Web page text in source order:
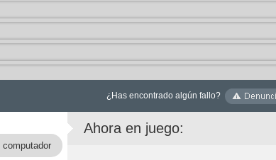
¿Has encontrado algún fallo?
Ahora en juego: